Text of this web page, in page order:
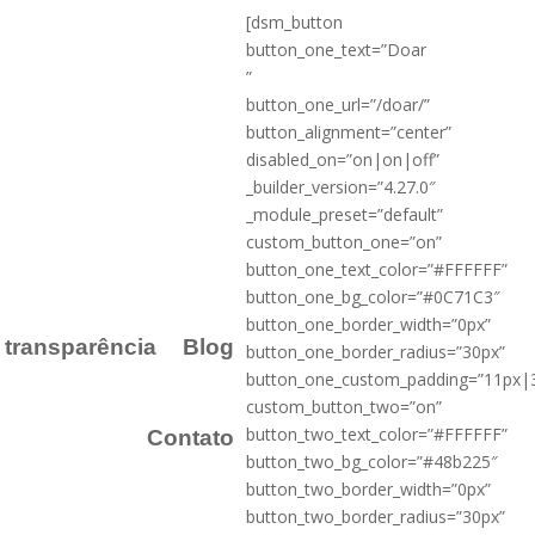
transparência Blog
Contato
[dsm_button
button_one_text=”Doar
”
button_one_url=”/doar/”
button_alignment=”center”
disabled_on=”on|on|off”
_builder_version=”4.27.0″
_module_preset=”default”
custom_button_one=”on”
button_one_text_color=”#FFFFFF”
button_one_bg_color=”#0C71C3″
button_one_border_width=”0px”
button_one_border_radius=”30px”
custom_button_two=”on”
button_two_text_color=”#FFFFFF”
button_two_bg_color=”#48b225″
button_two_border_width=”0px”
button_two_border_radius=”30px”